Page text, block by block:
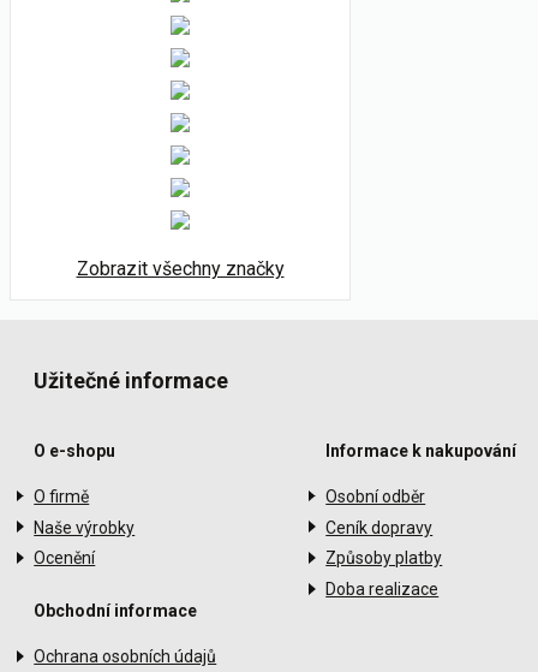
Zobrazit všechny značky
Užitečné informace
O e-shopu
O firmě
Naše výrobky
Ocenění
Obchodní informace
Ochrana osobních údajů
Informace k nakupování
Osobní odběr
Ceník dopravy
Způsoby platby
Doba realizace